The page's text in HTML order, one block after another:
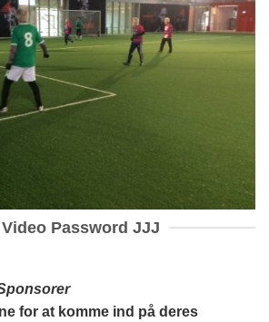
Password JJJ
for at komme ind på deres